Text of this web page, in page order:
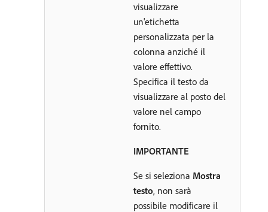
visualizzare
un'etichetta
personalizzata per la
colonna anziché il
valore effettivo.
Specifica il testo da
visualizzare al posto del
valore nel campo
fornito.
IMPORTANTE
Se si seleziona Mostra
testo, non sarà
possibile modificare il